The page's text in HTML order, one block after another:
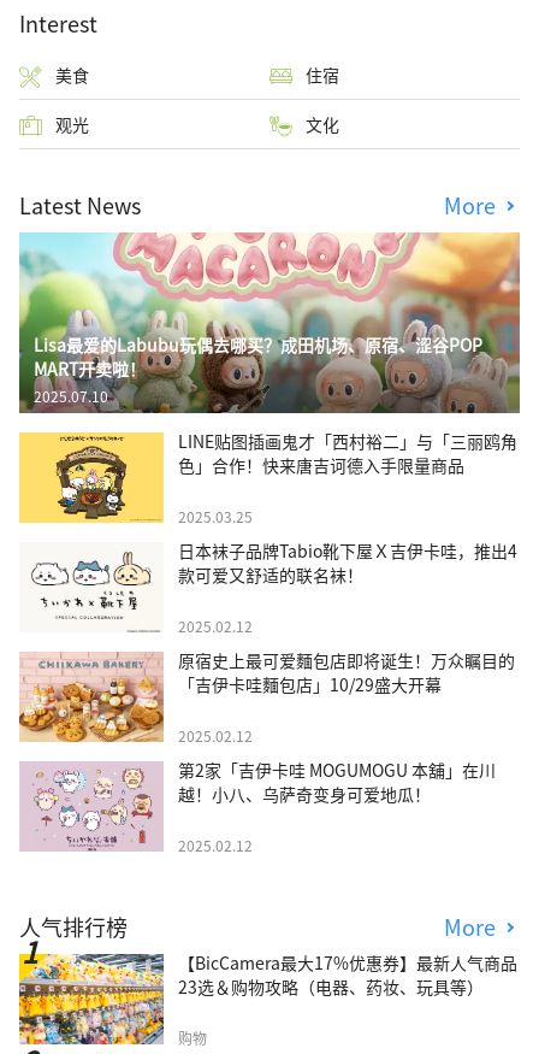
Interest
美食 住宿
观光 文化
Latest News More
Lisa最爱的Labubu玩偶去哪买？成田机场、原宿、涩谷POP
MART开卖啦！
2025.07.10
LINE贴图插画鬼才「西村裕二」与「三丽鸥角
色」合作！快来唐吉诃德入手限量商品
2025.03.25
日本袜子品牌Tabio靴下屋Ｘ吉伊卡哇，推出4
款可爱又舒适的联名袜！
2025.02.12
原宿史上最可爱麵包店即将诞生！万众瞩目的
「吉伊卡哇麵包店」10/29盛大开幕
2025.02.12
第2家「吉伊卡哇 MOGUMOGU 本舖」在川
越！小八、乌萨奇变身可爱地瓜！
2025.02.12
人气排行榜 More
【BicCamera最大17%优惠券】最新人气商品
23选＆购物攻略（电器、药妆、玩具等）
购物